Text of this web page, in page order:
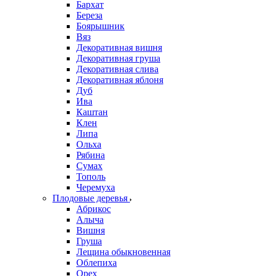
Бархат
Береза
Боярышник
Вяз
Декоративная вишня
Декоративная груша
Декоративная слива
Декоративная яблоня
Дуб
Ива
Каштан
Клен
Липа
Ольха
Рябина
Сумах
Тополь
Черемуха
Плодовые деревья
Абрикос
Алыча
Вишня
Груша
Лещина обыкновенная
Облепиха
Орех